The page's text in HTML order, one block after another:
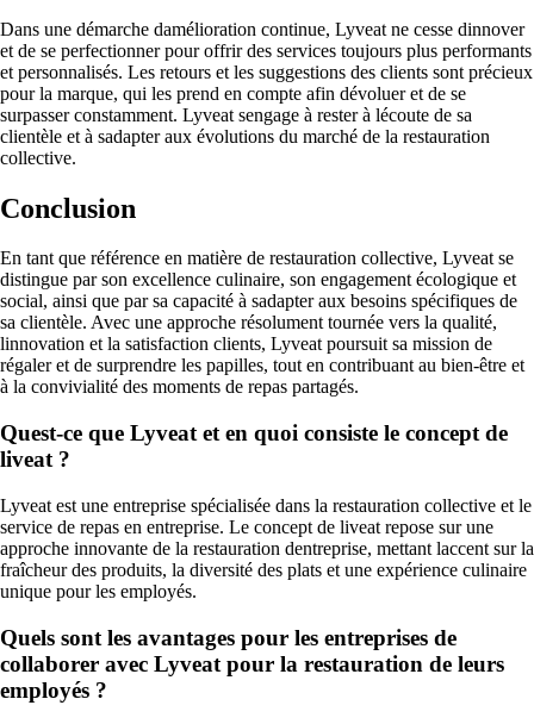
Dans une démarche damélioration continue, Lyveat ne cesse dinnover
et de se perfectionner pour offrir des services toujours plus performants
et personnalisés. Les retours et les suggestions des clients sont précieux
pour la marque, qui les prend en compte afin dévoluer et de se
surpasser constamment. Lyveat sengage à rester à lécoute de sa
clientèle et à sadapter aux évolutions du marché de la restauration
collective.
Conclusion
En tant que référence en matière de restauration collective, Lyveat se
distingue par son excellence culinaire, son engagement écologique et
social, ainsi que par sa capacité à sadapter aux besoins spécifiques de
sa clientèle. Avec une approche résolument tournée vers la qualité,
linnovation et la satisfaction clients, Lyveat poursuit sa mission de
régaler et de surprendre les papilles, tout en contribuant au bien-être et
à la convivialité des moments de repas partagés.
Quest-ce que Lyveat et en quoi consiste le concept de
liveat ?
Lyveat est une entreprise spécialisée dans la restauration collective et le
service de repas en entreprise. Le concept de liveat repose sur une
approche innovante de la restauration dentreprise, mettant laccent sur la
fraîcheur des produits, la diversité des plats et une expérience culinaire
unique pour les employés.
Quels sont les avantages pour les entreprises de
collaborer avec Lyveat pour la restauration de leurs
employés ?